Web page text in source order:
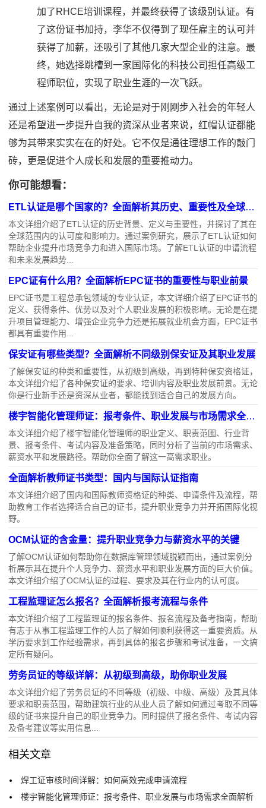
加了RHCE培训课程，并最终获得了该级别认证。有
了这份证书加持，李华不仅得到了现任雇主的认可并
获得了加薪，还吸引了其他几家大型企业的注意。最
终，她选择跳槽到一家国际化的科技公司担任高级工
程师职位，实现了职业生涯的一次飞跃。
通过上述案例可以看出，无论是对于刚刚步入社会的年轻人
还是希望进一步提升自我的资深从业者来说，红帽认证都能
够为其带来实实在在的好处。它不仅是通往理想工作的敲门
砖，更是促进个人成长和发展的重要推动力。
你可能想看：
ETL认证是哪个国家的？全面解析其历史、重要性及全球影响
本文详细介绍了ETL认证的历史背景、定义与重要性，并探讨了其在
全球范围内的认可度和影响力。通过案例研究，展示了ETL认证如何
帮助企业提升市场竞争力和进入国际市场。了解ETL认证的申请流程
和未来发展趋势...
EPC证有什么用？全面解析EPC证书的重要性与职业前景
EPC证书是工程总承包领域的专业认证，本文详细介绍了EPC证书的
定义、获得条件、优势以及对个人职业发展的积极影响。无论是在提
升项目管理能力、增强企业竞争力还是拓展就业机会方面，EPC证书
都具有重要作用...
保安证有哪些类型？全面解析不同级别保安证及其职业发展
了解保安证的种类和重要性，从初级到高级，再到特种保安资格证，
本文详细介绍了各种保安证的要求、培训内容及职业发展前景。无论
你是行业新手还是资深从业者，都能找到适合自己的发展方向。
楼宇智能化管理师证：报考条件、职业发展与市场需求全面解析
本文详细介绍了楼宇智能化管理师的职业定义、职责范围、行业背
景、报考条件、考试内容及准备策略，同时分析了当前的市场需求、
薪资水平和发展路径。帮助你全面了解这一高需求职业。
全面解析教师证书类型：国内与国际认证指南
本文详细介绍了国内和国际教师资格证的种类、申请条件及流程，帮
助教育工作者选择适合自己的证书，提升职业竞争力并开拓国际化视
野。
OCM认证的含金量：提升职业竞争力与薪资水平的关键
了解OCM认证如何帮助你在数据库管理领域脱颖而出，通过案例分
析展示其在提升个人竞争力、薪资水平和职业发展方面的巨大价值。
本文详细介绍了OCM认证的过程、要求及其在行业内的认可度。
工程监理证怎么报名？全面解析报考流程与条件
本文详细介绍了工程监理证的报名条件、报名流程及备考指南，帮助
有志于从事工程监理工作的人员了解如何顺利获得这一重要资质。从
学历要求到工作经验需求，再到具体的报名步骤和考试准备，一文搞
定所有疑问。
劳务员证的等级详解：从初级到高级，助你职业发展
本文详细介绍了劳务员证的不同等级（初级、中级、高级）及其具体
要求和职责范围，帮助建筑行业的从业人员了解如何通过考取不同等
级的证书来提升自己的职业竞争力。同时提供了报名条件、考试内容
及备考建议等实用信息...
相关文章
焊工证审核时间详解：如何高效完成申请流程
楼宇智能化管理师证：报考条件、职业发展与市场需求全面解析